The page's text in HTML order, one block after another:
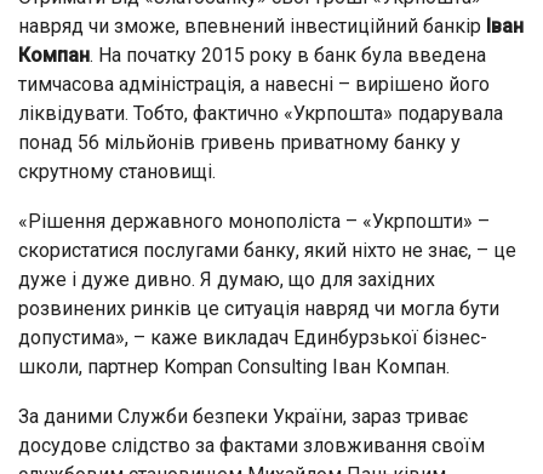
навряд чи зможе, впевнений інвестиційний банкір Іван
Компан. На початку 2015 року в банк була введена
тимчасова адміністрація, а навесні – вирішено його
ліквідувати. Тобто, фактично «Укрпошта» подарувала
понад 56 мільйонів гривень приватному банку у
скрутному становищі.
«Рішення державного монополіста – «Укрпошти» –
скористатися послугами банку, який ніхто не знає, – це
дуже і дуже дивно. Я думаю, що для західних
розвинених ринків це ситуація навряд чи могла бути
допустима», – каже викладач Единбурзької бізнес-
школи, партнер Kompan Consulting Іван Компан.
За даними Служби безпеки України, зараз триває
досудове слідство за фактами зловживання своїм